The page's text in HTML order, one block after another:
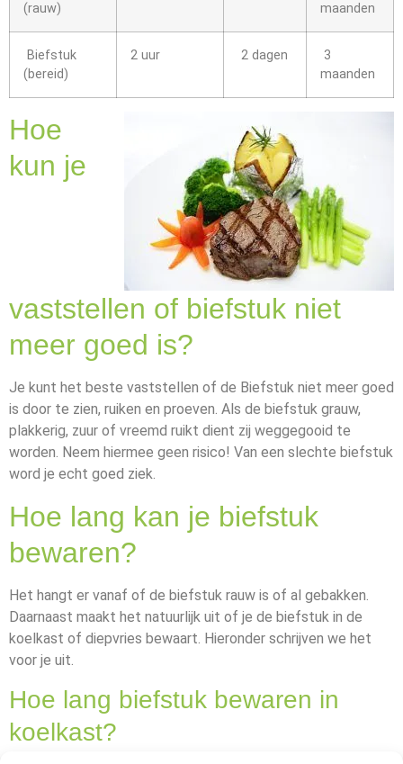
(rauw)
maanden
Biefstuk
(bereid)
2 uur 2 dagen
3
maanden
Hoe
kun je
vaststellen of biefstuk niet
meer goed is?
Je kunt het beste vaststellen of de Biefstuk niet meer goed
is door te zien, ruiken en proeven. Als de biefstuk grauw,
plakkerig, zuur of vreemd ruikt dient zij weggegooid te
worden. Neem hiermee geen risico! Van een slechte biefstuk
word je echt goed ziek.
Hoe lang kan je biefstuk
bewaren?
Het hangt er vanaf of de biefstuk rauw is of al gebakken.
Daarnaast maakt het natuurlijk uit of je de biefstuk in de
koelkast of diepvries bewaart. Hieronder schrijven we het
voor je uit.
Hoe lang biefstuk bewaren in
koelkast?